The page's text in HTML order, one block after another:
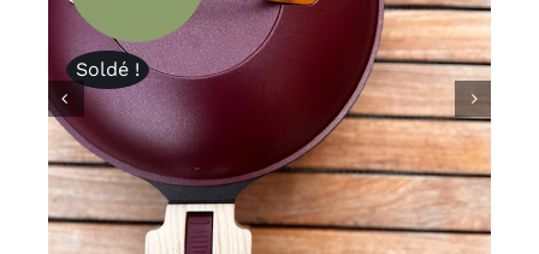
Bougies et senteurs
Les kids de MAMA
Mode
Prix canons
Soldé !